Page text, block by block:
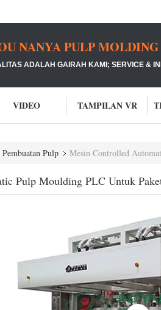
NANYA PULP
ADALAH GAIRAH KAMI; SERVICE &
VIDEO TAMPILAN VR
Pembuatan Pulp Mesin Controlled
Pulp Moulding PLC Untuk